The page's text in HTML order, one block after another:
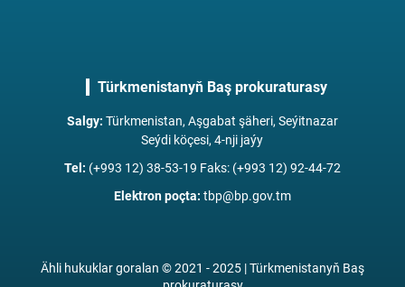
Türkmenistanyň Baş prokuraturasy
Salgy: Türkmenistan, Aşgabat şäheri, Seýitnazar
Seýdi köçesi, 4-nji jaýy
Tel : (+993 12) 38-53-19 Faks: (+993 12) 92-44-72
Elektron poçta: tbp@bp.gov.tm
Ähli hukuklar goralan © 2021 - 2025 | Türkmenistanyň Baş